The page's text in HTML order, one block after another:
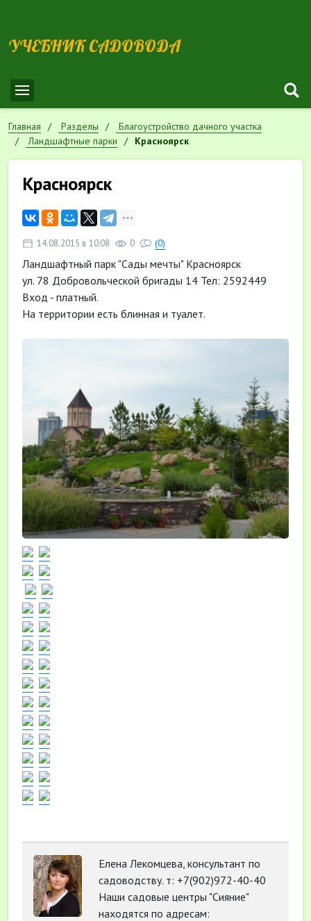
УЧЕБНИК САДОВОДА
Главная Разделы
Благоустройство дачного участка
Ландшафтные парки
Красноярск
Красноярск
14.08.2015 в 10:08 0 (0)
Ландшафтный парк "Сады мечты" Красноярск
ул. 78 Добровольческой бригады 14 Тел: 2592449
Вход - платный.
На территории есть блинная и туалет.
Елена Лекомцева, консультант по
садоводству. т: +7(902)972-40-40
Наши садовые центры "Сияние"
находятся по адресам: